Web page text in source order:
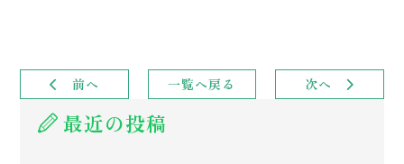
前へ 一覧へ戻る 次へ
最近の投稿